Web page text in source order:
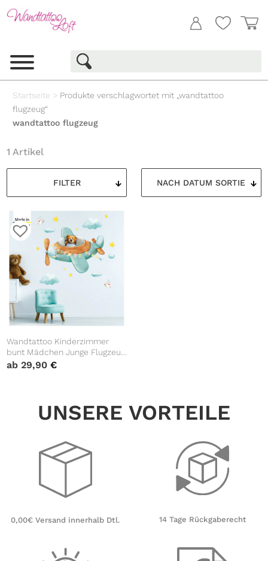
Startseite > Produkte verschlagwortet mit „wandtattoo
flugzeug“
wandtattoo flugzeug
FILTER
1 Artikel
Wandtattoo Kinderzimmer
bunt Mädchen Junge Flugzeug
Bär Wolken Sterne Dekoration
ab29,90€
UNSERE VORTEILE
0,00€ Versand innerhalb Dtl. 14 Tage Rückgaberecht